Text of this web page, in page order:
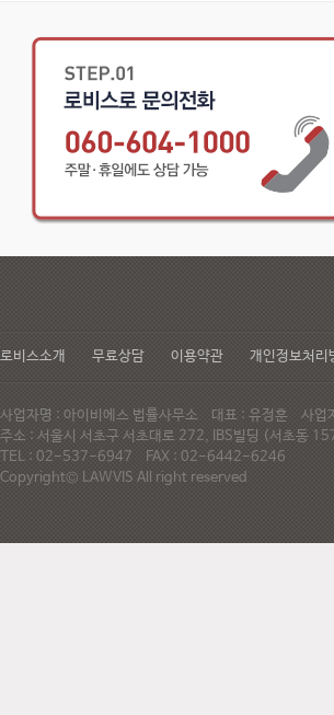
로비스소개 무료상담 이용약관 개인정보처리
사업자명 : 아이비에스 법률사무소 대표 : 유정훈
주소 : 서울시 서초구 서초대로 272, IBS빌딩 (서초동
TEL : 02-537-6947 FAX : 02-6442-6246
Copyright© LAWVIS All right reserved